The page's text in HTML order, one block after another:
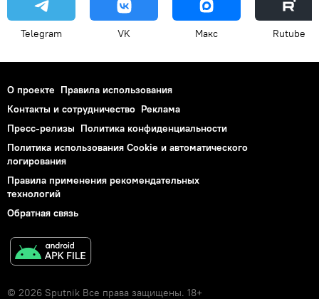
Telegram VK Макс Rutube
О проекте Правила использования
Контакты и сотрудничество Реклама
Пресс-релизы Политика конфиденциальности
Политика использования Cookie и автоматического
логирования
Правила применения рекомендательных
технологий
Обратная связь
© 2026 Sputnik Все права защищены. 18+